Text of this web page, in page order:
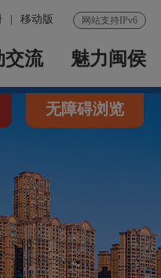
网站支持IPv6
移动版
交流 魅力闽侯
无障碍浏览